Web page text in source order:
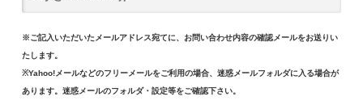
※ご記入いただいたメールアドレス宛てに、お問い合わせ内容の確認メールをお送りい
たします。
※Yahoo!メールなどのフリーメールをご利用の場合、迷惑メールフォルダに入る場合が
あります。迷惑メールのフォルダ・設定等をご確認下さい。